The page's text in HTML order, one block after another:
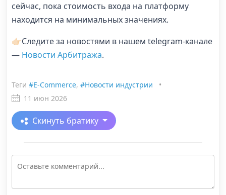
сейчас, пока стоимость входа на платформу
находится на минимальных значениях.
👉🏻Следите за новостями в нашем telegram-канале
— Новости Арбитража.
Теги #E-Commerce, #Новости индустрии
•
11 июн 2026
Скинуть братику